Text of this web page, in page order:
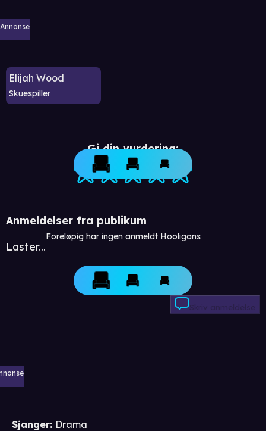
Annonse
Elijah Wood
Skuespiller
Gi din vurdering:
Anmeldelser fra publikum
Laster...
Foreløpig har ingen anmeldt Hooligans
Skriv anmeldelse
Sjanger: Drama